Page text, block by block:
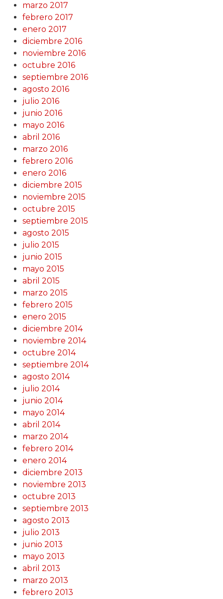
marzo 2017
febrero 2017
enero 2017
diciembre 2016
noviembre 2016
octubre 2016
septiembre 2016
agosto 2016
julio 2016
junio 2016
mayo 2016
abril 2016
marzo 2016
febrero 2016
enero 2016
diciembre 2015
noviembre 2015
octubre 2015
septiembre 2015
agosto 2015
julio 2015
junio 2015
mayo 2015
abril 2015
marzo 2015
febrero 2015
enero 2015
diciembre 2014
noviembre 2014
octubre 2014
septiembre 2014
agosto 2014
julio 2014
junio 2014
mayo 2014
abril 2014
marzo 2014
febrero 2014
enero 2014
diciembre 2013
noviembre 2013
octubre 2013
septiembre 2013
agosto 2013
julio 2013
junio 2013
mayo 2013
abril 2013
marzo 2013
febrero 2013